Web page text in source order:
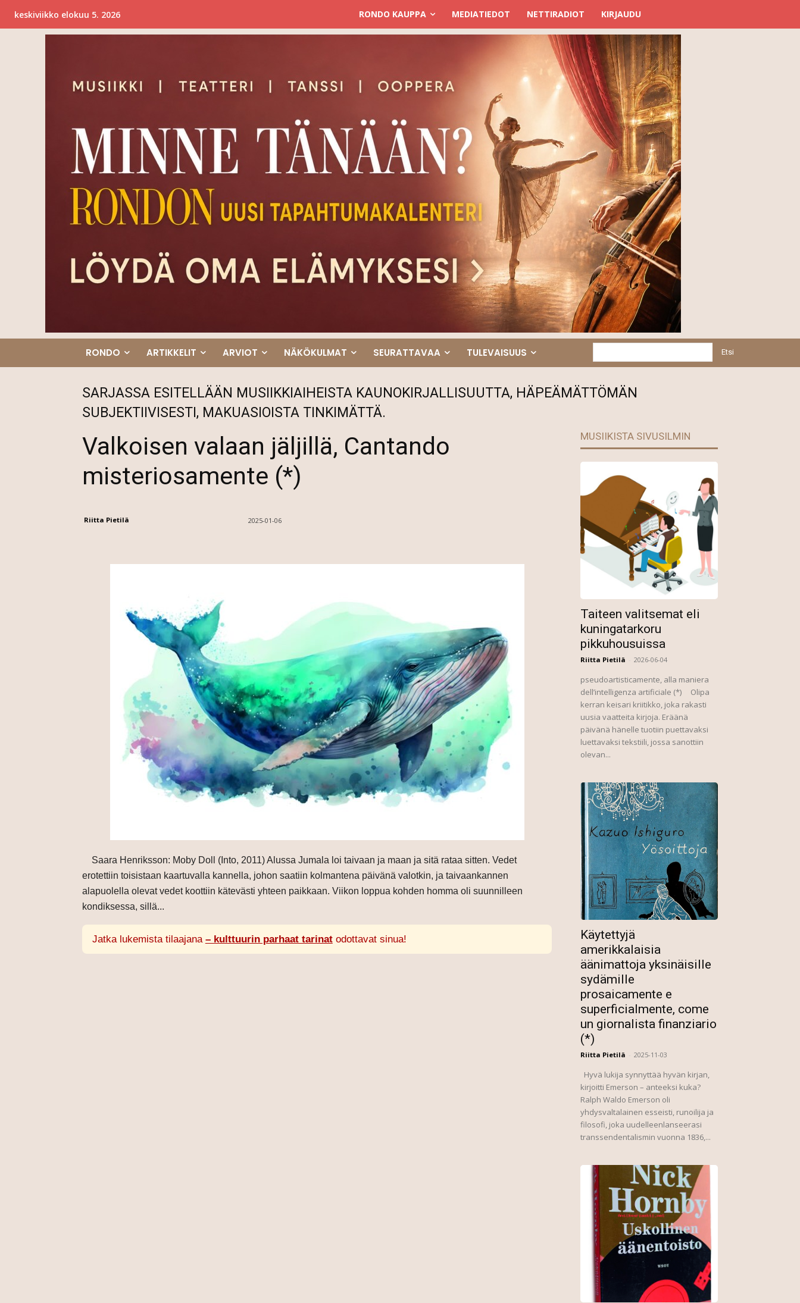
keskiviikko elokuu 5. 2026 RONDO KAUPPA MEDIATIEDOT NETTIRADIOT KIRJAUDU
RONDO ARTIKKELIT ARVIOT NÄKÖKULMAT SEURATTAVAA TULEVAISUUS Etsi
SARJASSA ESITELLÄÄN MUSIIKKIAIHEISTA KAUNOKIRJALLISUUTTA, HÄPEÄMÄTTÖMÄN
SUBJEKTIIVISESTI, MAKUASIOISTA TINKIMÄTTÄ.
Valkoisen valaan jäljillä, Cantando
misteriosamente (*)
Riitta Pietilä 2025-01-06
Saara Henriksson: Moby Doll (Into, 2011) Alussa Jumala loi taivaan ja maan ja sitä rataa sitten. Vedet
erotettiin toisistaan kaartuvalla kannella, johon saatiin kolmantena päivänä valotkin, ja taivaankannen
alapuolella olevat vedet koottiin kätevästi yhteen paikkaan. Viikon loppua kohden homma oli suunnilleen
kondiksessa, sillä...
Jatka lukemista tilaajana – kulttuurin parhaat tarinatodottavat sinua!
MUSIIKISTA SIVUSILMIN
Taiteen valitsemat eli
kuningatarkoru
pikkuhousuissa
Riitta Pietilä - 2026-06-04
pseudoartisticamente, alla maniera
dell’intelligenza artificiale (*) Olipa
kerran keisari kriitikko, joka rakasti
uusia vaatteita kirjoja. Eräänä
päivänä hänelle tuotiin puettavaksi
luettavaksi tekstiili, jossa sanottiin
olevan...
Käytettyjä
amerikkalaisia
äänimattoja yksinäisille
sydämille
prosaicamente e
superficialmente, come
un giornalista finanziario
(*)
Riitta Pietilä - 2025-11-03
kirjoitti Emerson – anteeksi kuka?
Ralph Waldo Emerson oli
yhdysvaltalainen esseisti, runoilija ja
filosofi, joka uudelleenlanseerasi
transsendentalismin vuonna 1836,...